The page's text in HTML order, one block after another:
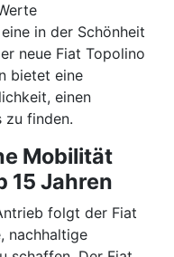
in der Schönheit
neue Fiat Topolino
bietet eine
einen
zu finden.
Mobilität
15 Jahren
folgt der Fiat
nachhaltige